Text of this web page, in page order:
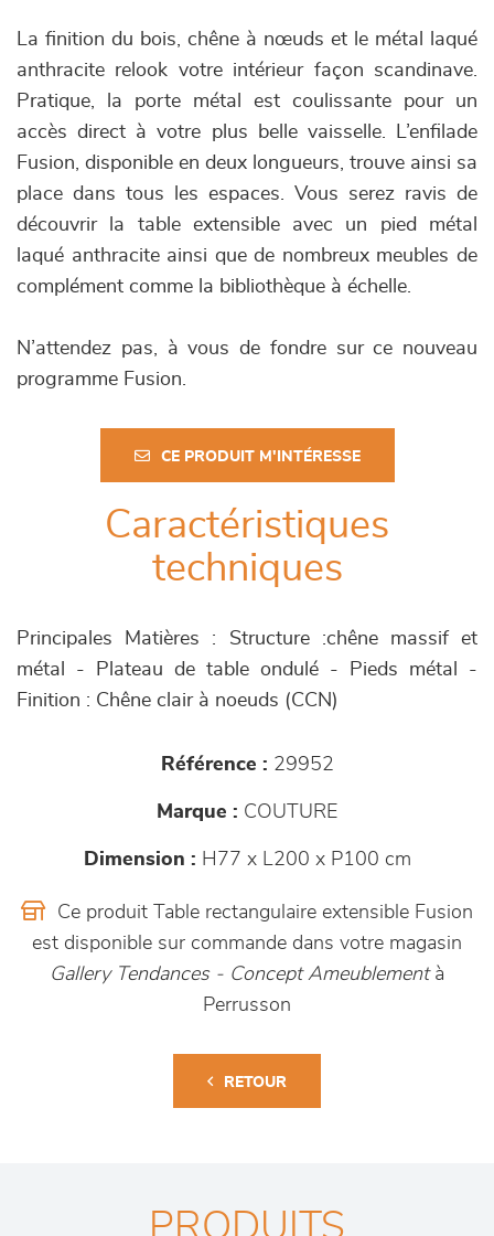
La finition du bois, chêne à nœuds et le métal laqué
anthracite relook votre intérieur façon scandinave.
Pratique, la porte métal est coulissante pour un
accès direct à votre plus belle vaisselle. L’enfilade
Fusion, disponible en deux longueurs, trouve ainsi sa
place dans tous les espaces. Vous serez ravis de
découvrir la table extensible avec un pied métal
laqué anthracite ainsi que de nombreux meubles de
complément comme la bibliothèque à échelle.
N’attendez pas, à vous de fondre sur ce nouveau
programme Fusion.
CE PRODUIT M'INTÉRESSE
Caractéristiques
techniques
Principales Matières : Structure :chêne massif et
métal - Plateau de table ondulé - Pieds métal -
Finition : Chêne clair à noeuds (CCN)
Référence : 29952
Marque : COUTURE
Dimension : H77 x L200 x P100 cm
Ce produit Table rectangulaire extensible Fusion
est disponible sur commande dans votre magasin
Gallery Tendances - Concept Ameublement à
Perrusson
RETOUR
PRODUITS